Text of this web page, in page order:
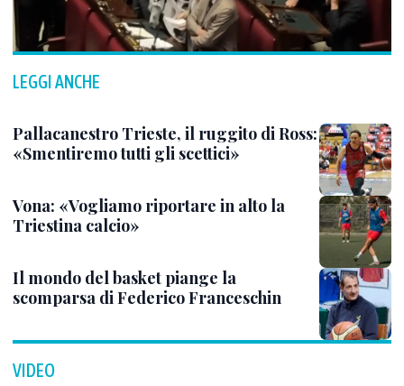
LEGGI ANCHE
Pallacanestro Trieste, il ruggito di Ross:
«Smentiremo tutti gli scettici»
Vona: «Vogliamo riportare in alto la
Triestina calcio»
Il mondo del basket piange la
scomparsa di Federico Franceschin
VIDEO